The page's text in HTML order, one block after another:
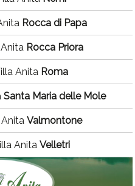
Rocca di Papa
Rocca Priora
Anita Roma
Santa Maria delle Mole
AnitaValmontone
Anita Velletri